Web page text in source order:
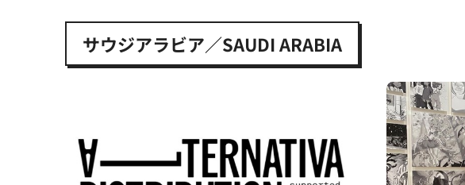
サウジアラビア／SAUDI ARABIA